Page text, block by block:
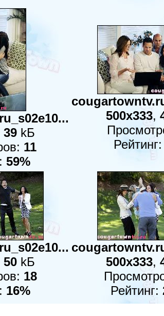
39kБ
11
59%
500x333,
Рейтинг:
50kБ
18
16%
500x333,
Рейтинг: